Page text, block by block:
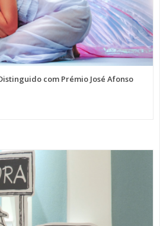
com Prémio José Afonso